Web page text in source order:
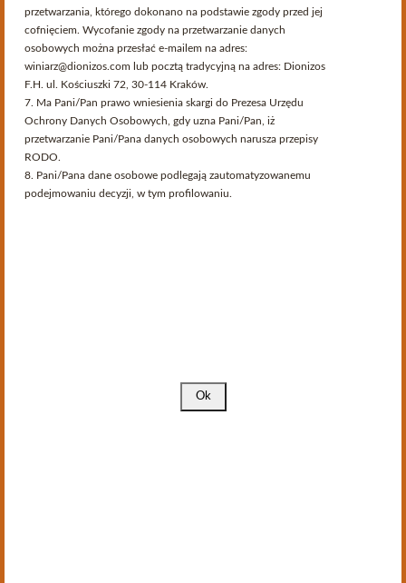
Delord Bas Armagnac 1998
Dodaj Do Koszyka
Strona korzysta z plików cookies w celu realizacji usług i zgodnie z
Polityką Plików Cookies. Możesz określić warunki przechowywania
lub dostępu do plików cookies w Twojej przeglądarce.
przetwarzania, którego dokonano na podstawie zgody przed jej
cofnięciem. Wycofanie zgody na przetwarzanie danych
osobowych można przesłać e-mailem na adres:
winiarz@dionizos.com lub pocztą tradycyjną na adres: Dionizos
F.H. ul. Kościuszki 72, 30-114 Kraków.
7. Ma Pani/Pan prawo wniesienia skargi do Prezesa Urzędu
Ochrony Danych Osobowych, gdy uzna Pani/Pan, iż
przetwarzanie Pani/Pana danych osobowych narusza przepisy
RODO.
8. Pani/Pana dane osobowe podlegają zautomatyzowanemu
podejmowaniu decyzji, w tym profilowaniu.